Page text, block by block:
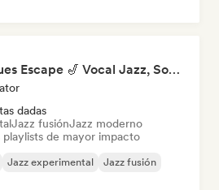
Jazz & Blues Escape 🎷 Vocal Jazz, Soul Blues & Classic Standards
dadas
Jazz fusiónJazz moderno
playlists de mayor impacto
Jazz experimental Jazz fusión